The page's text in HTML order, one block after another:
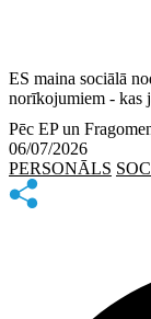
ES maina sociālā
norīkojumiem - kas
Pēc EP un
06/07/2026
PERSONĀLS